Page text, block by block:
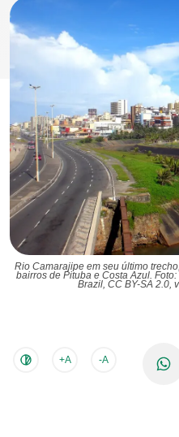
Rio Camarajipe em seu último
bairros de Pituba e Costa Azul.
Brazil, CC BY-SA 2.0,
+A -A